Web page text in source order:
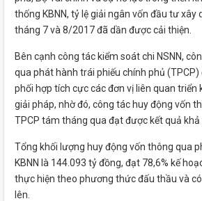
thống KBNN, tỷ lệ giải ngân vốn đầu tư xây
tháng 7 và 8/2017 đã dần được cải thiện.
Bên cạnh công tác kiểm soát chi NSNN,
qua phát hành trái phiếu chính phủ (TPCP)
phối hợp tích cực các đơn vị liên quan triển
giải pháp, nhờ đó, công tác huy động vốn
TPCP tám tháng qua đạt được kết quả khả
Tổng khối lượng huy động vốn thông qua
KBNN là 144.093 tỷ đồng, đạt 78,6% kế
thực hiện theo phương thức đấu thầu và
lên.